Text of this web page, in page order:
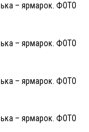
– ярмарок. ФОТО
– ярмарок. ФОТО
– ярмарок. ФОТО
– ярмарок. ФОТО